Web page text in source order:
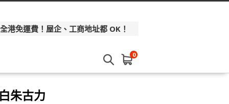
港免運費！屋企、工商地址都 OK！
0
朱古力